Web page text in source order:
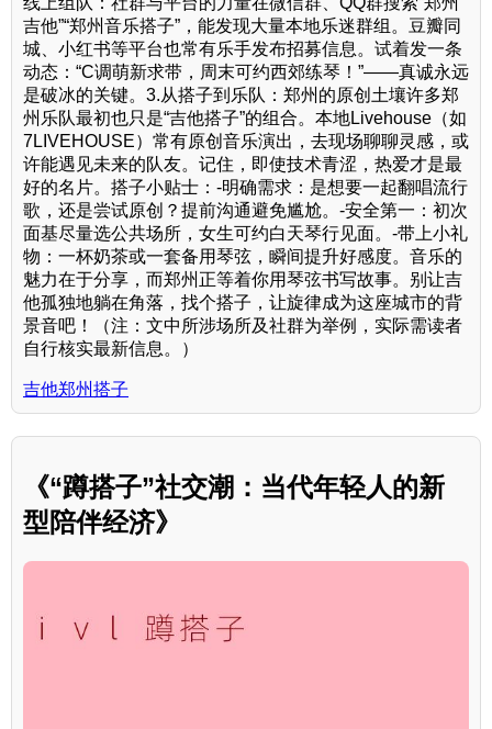
吉他”“郑州音乐搭子”，能发现大量本地乐迷群组。豆瓣同
城、小红书等平台也常有乐手发布招募信息。试着发一条
动态：“C调萌新求带，周末可约西郊练琴！”——真诚永远
是破冰的关键。3.从搭子到乐队：郑州的原创土壤许多郑
州乐队最初也只是“吉他搭子”的组合。本地Livehouse（如
7LIVEHOUSE）常有原创音乐演出，去现场聊聊灵感，或
许能遇见未来的队友。记住，即使技术青涩，热爱才是最
好的名片。搭子小贴士：-明确需求：是想要一起翻唱流行
歌，还是尝试原创？提前沟通避免尴尬。-安全第一：初次
面基尽量选公共场所，女生可约白天琴行见面。-带上小礼
物：一杯奶茶或一套备用琴弦，瞬间提升好感度。音乐的
魅力在于分享，而郑州正等着你用琴弦书写故事。别让吉
他孤独地躺在角落，找个搭子，让旋律成为这座城市的背
景音吧！（注：文中所涉场所及社群为举例，实际需读者
自行核实最新信息。）
吉他郑州搭子
《“蹲搭子”社交潮：当代年轻人的新
型陪伴经济》